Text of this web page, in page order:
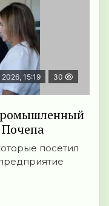
15:19 30
посетил